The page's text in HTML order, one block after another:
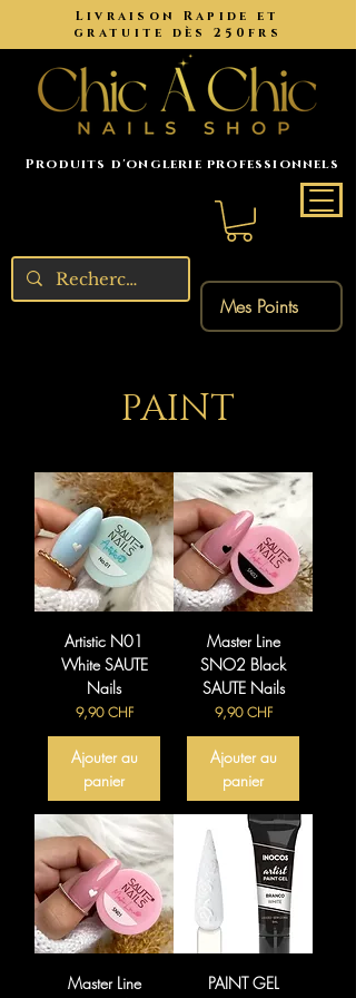
Livraison Rapide et
gratuite dès 250frs
Produits d'onglerie professionnels
Mes Points
PAINT
Artistic N01
White SAUTE
Nails
Prix
9,90 CHF
Ajouter au
panier
Master Line
SNO2 Black
SAUTE Nails
Prix
9,90 CHF
Ajouter au
panier
Master Line
PAINT GEL